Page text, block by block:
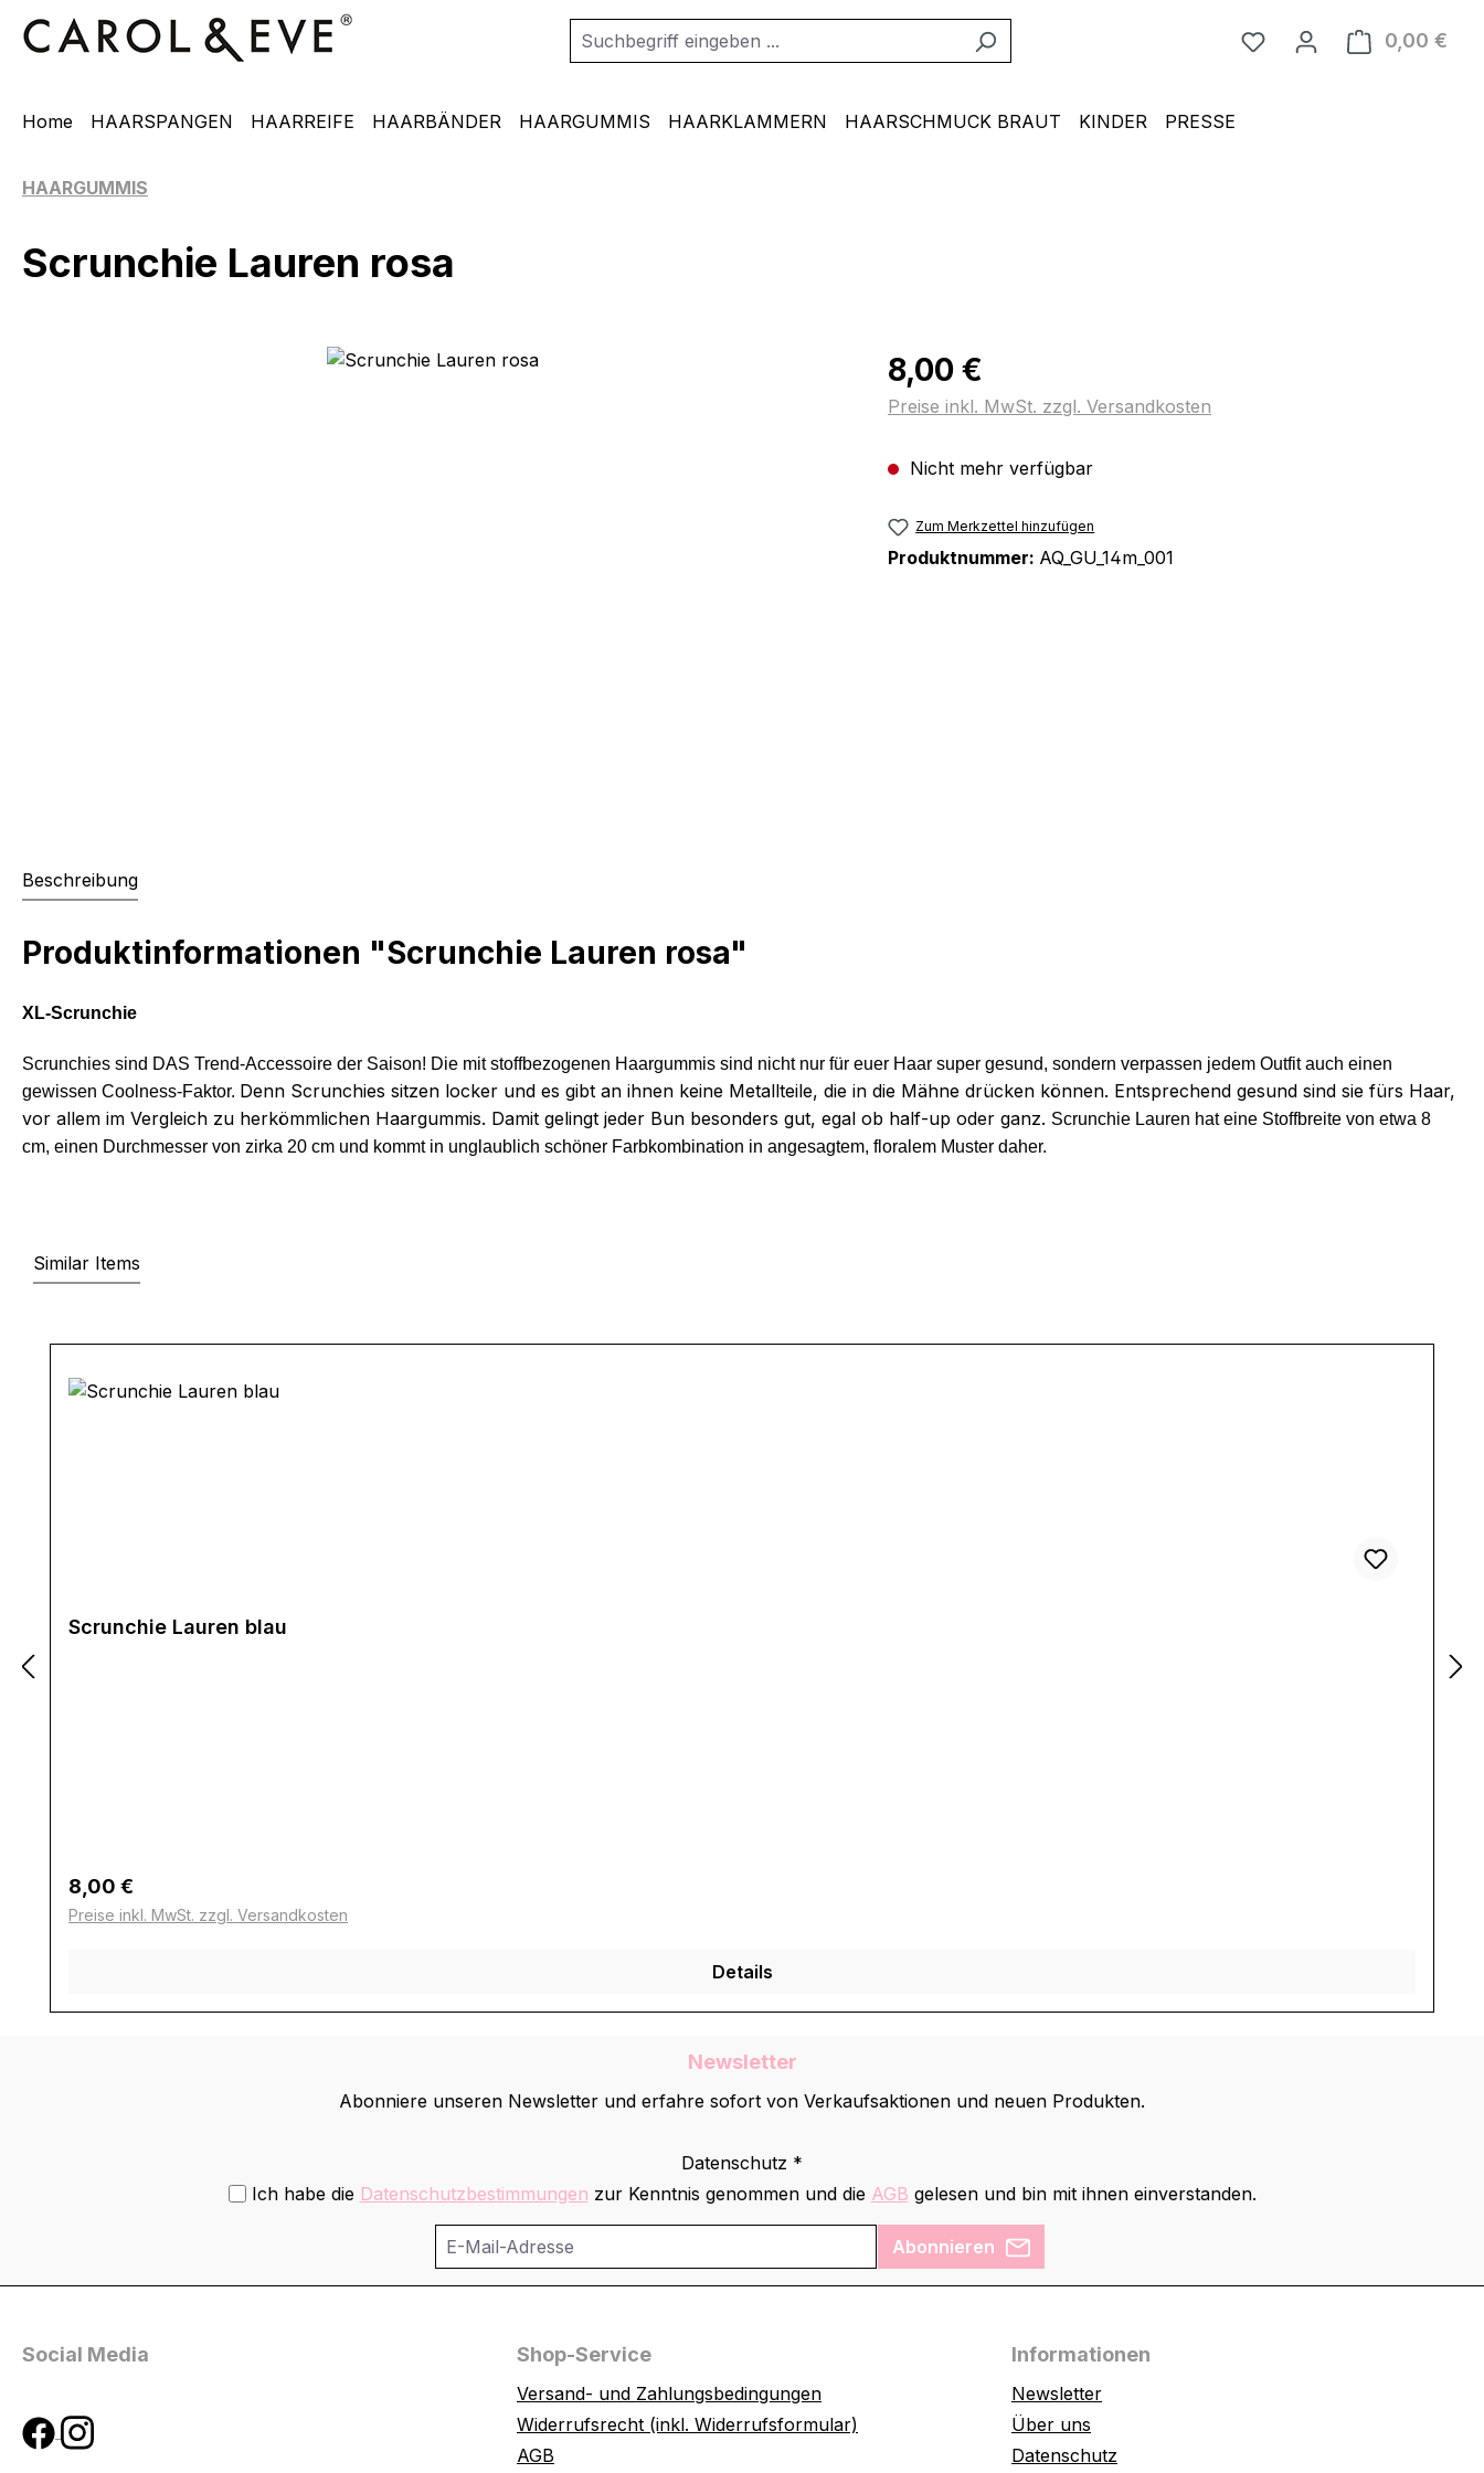
Hauptinhalt springen
Zur Suche springen
Zur Hauptnavigation springen
0,00 €
Home HAARSPANGEN HAARREIFE HAARBÄNDER HAARGUMMIS HAARKLAMMERN HAARSCHMUCK BRAUT KINDER PRESSE
HAARGUMMIS
Scrunchie Lauren rosa
Regulärer Preis:
8,00 €
Preise inkl. MwSt. zzgl. Versandkosten
Nicht mehr verfügbar
Zum Merkzettel hinzufügen
Produktnummer: AQ_GU_14m_001
Beschreibung
Produktinformationen "Scrunchie Lauren rosa"
XL-Scrunchie
Scrunchies sind DAS Trend-Accessoire der Saison! Die mit stoffbezogenen Haargummis sind nicht nur für euer Haar super gesund, sondern verpassen jedem Outfit auch einen
gewissen Coolness-Faktor. Denn Scrunchies sitzen locker und es gibt an ihnen keine Metallteile, die in die Mähne drücken können. Entsprechend gesund sind sie fürs Haar,
vor allem im Vergleich zu herkömmlichen Haargummis. Damit gelingt jeder Bun besonders gut, egal ob half-up oder ganz. Scrunchie Lauren hat eine Stoffbreite von etwa 8
cm, einen Durchmesser von zirka 20 cm und kommt in unglaublich schöner Farbkombination in angesagtem, floralem Muster daher.
Similar Items
Scrunchie Lauren blau
Regulärer Preis:
8,00 €
Preise inkl. MwSt. zzgl. Versandkosten
Details
Newsletter
Abonniere unseren Newsletter und erfahre sofort von Verkaufsaktionen und neuen Produkten.
Datenschutz *
Ich habe die Datenschutzbestimmungen zur Kenntnis genommen und die AGB gelesen und bin mit ihnen einverstanden.
Abonnieren
Social Media Shop-Service
Versand- und Zahlungsbedingungen
Widerrufsrecht (inkl. Widerrufsformular)
AGB
Informationen
Newsletter
Über uns
Datenschutz